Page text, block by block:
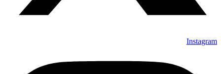
Instagram